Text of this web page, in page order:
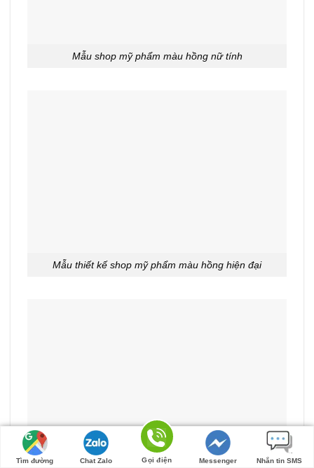
Mẫu shop mỹ phẩm màu hồng nữ tính
Mẫu thiết kế shop mỹ phẩm màu hồng hiện đại
Tìm đường Chat Zalo Gọi điện Messenger Nhắn tin SMS